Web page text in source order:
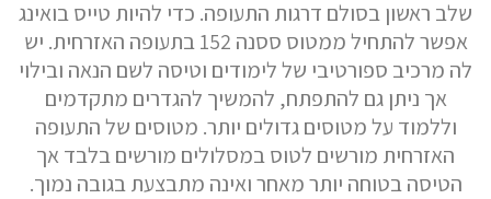
שלב ראשון בסולם דרגות התעופה. כדי להיות טייס בואינג
אפשר להתחיל ממטוס ססנה 152 בתעופה האזרחית. יש
לה מרכיב ספורטיבי של לימודים וטיסה לשם הנאה ובילוי
אך ניתן גם להתפתח, להמשיך להגדרים מתקדמים
וללמוד על מטוסים גדולים יותר. מטוסים של התעופה
האזרחית מורשים לטוס במסלולים מורשים בלבד אך
הטיסה בטוחה יותר מאחר ואינה מתבצעת בגובה נמוך.
דוא"ל
טלפון